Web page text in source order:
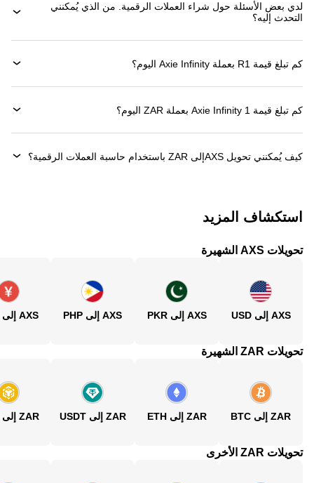
لدي بعض الأسئلة حول شراء العملات الرقمية. من الذي يُمكنني
التحدث إليه؟
كم تبلغ قيمة 1‏R بعملة ‏Axie Infinity اليوم؟
كم تبلغ قيمة 1 ‏Axie Infinity بعملة ‏ZAR اليوم؟
كيف يُمكنني تحويل ‏AXSإلى ‏ZAR باستخدام حاسبة العملات الرقمية؟
استكشاف المزيد
تحويلات AXS الشهيرة
AXS إلى USD AXS إلى PKR AXS إلى PHP AXS إلى CNY
تحويلات ZAR الشهيرة
ZAR إلى BTC ZAR إلى ETH ZAR إلى USDT ZAR إلى BNB
تحويلات ZAR الأخرى